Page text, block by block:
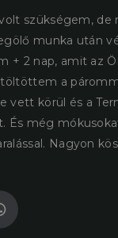
szükségem, de
munka után
+ 2 nap, amit az
a
vett körül és a
És még
Nagyon